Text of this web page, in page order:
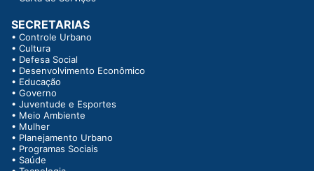
SECRETARIAS
• Controle Urbano
• Cultura
• Defesa Social
• Desenvolvimento Econômico
• Educação
• Governo
• Juventude e Esportes
• Meio Ambiente
• Mulher
• Planejamento Urbano
• Programas Sociais
• Saúde